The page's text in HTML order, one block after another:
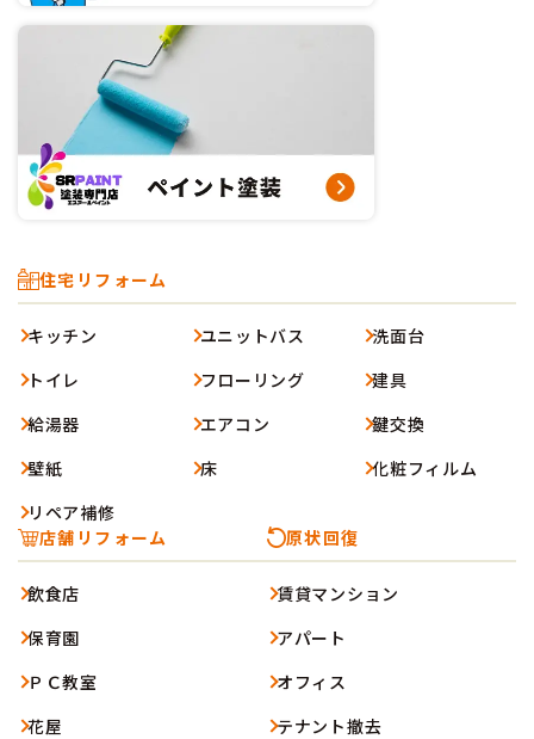
住宅リフォーム
キッチン ユニットバス
洗面台
トイレ
フローリング
建具
給湯器
エアコン
鍵交換
壁紙
床
化粧フィルム
リペア補修
店舗リフォーム
飲食店
保育園
ＰＣ教室
花屋
原状回復
賃貸マンション
アパート
オフィス
テナント撤去